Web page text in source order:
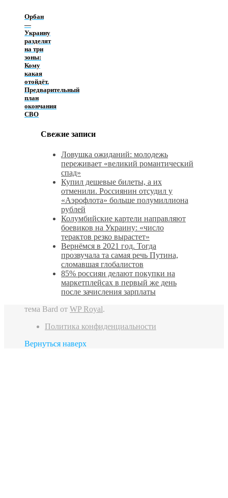
Орбан
—
Украину
разделят
на три
зоны:
Кому
какая
отойдёт.
Предварительный
план
окончания
СВО
Свежие записи
Ловушка ожиданий: молодежь
переживает «великий романтический
спад»
Купил дешевые билеты, а их
отменили. Россиянин отсудил у
«Аэрофлота» больше полумиллиона
рублей
Колумбийские картели направляют
боевиков на Украину: «число
терактов резко вырастет»
Вернёмся в 2021 год. Тогда
прозвучала та самая речь Путина,
сломавшая глобалистов
85% россиян делают покупки на
маркетплейсах в первый же день
после зачисления зарплаты
тема Bard от WP Royal.
Политика конфиденциальности
Вернуться наверх